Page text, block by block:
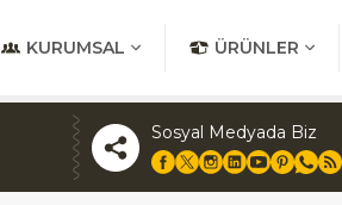
KURUMSAL ÜRÜNLER
Sosyal Medyada Biz